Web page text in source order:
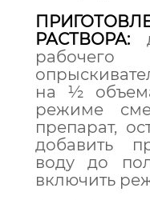
РАСТВОРА:
на ½
режиме
препарат,
добавить
воду до
включить